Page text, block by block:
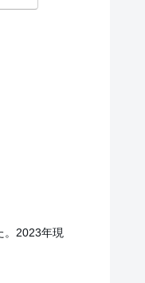
。2023年現